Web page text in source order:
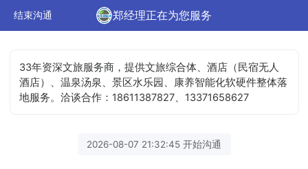
结束沟通 郑经理正在为您服务
33年资深文旅服务商，提供文旅综合体、酒店（民宿无人
酒店）、温泉汤泉、景区水乐园、康养智能化软硬件整体落
地服务。洽谈合作：18611387827、13371658627
2026-08-07 21:32:45 开始沟通